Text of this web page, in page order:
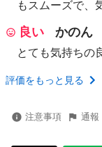
もスムーズで、
良い かのん
とても気持ちの
評価をもっと見る
注意事項 通報